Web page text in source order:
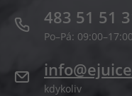
483 51 51
Po–Pá: 09:00–17:00
kdykoliv